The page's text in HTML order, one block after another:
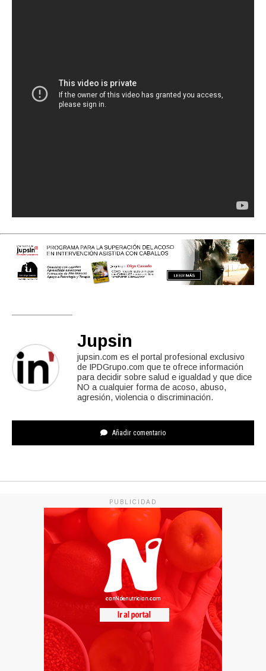
Jupsin
jupsin.com es el portal profesional exclusivo
de IPDGrupo.com que te ofrece información
para decidir sobre salud e igualdad y que dice
NO a cualquier forma de acoso, abuso,
agresión, violencia o discriminación.
Añadir comentario
PUBLICIDAD